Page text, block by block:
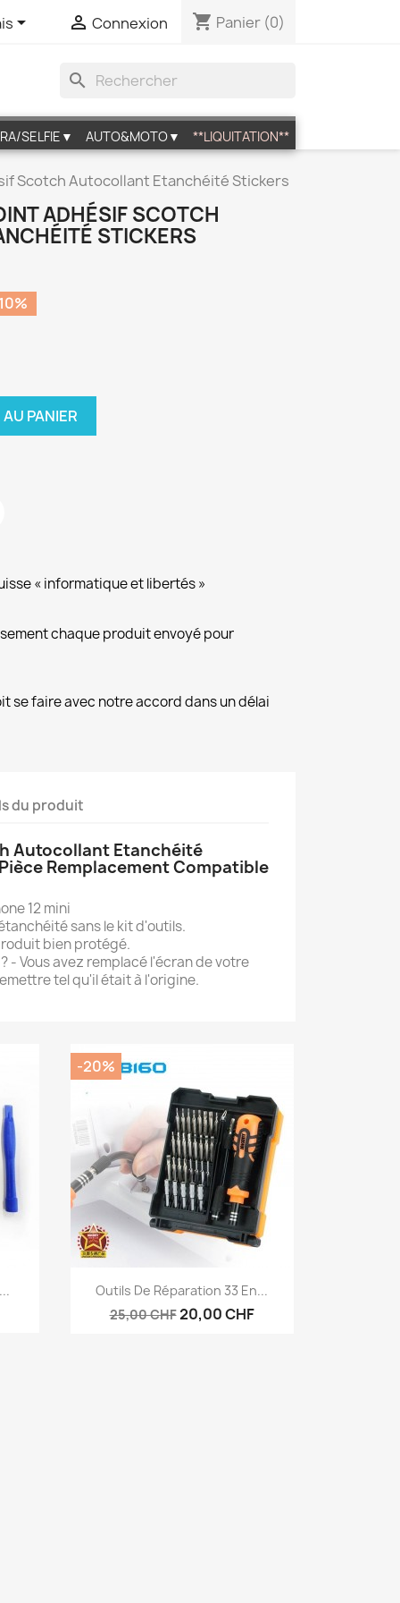
  Connexion shopping_cart Panier (0)
search
SELFIE▼ AUTO&MOTO▼ **LIQUITATION**
Scotch Autocollant Etanchéité Stickers
ADHÉSIF SCOTCH
STICKERS
PANIER
« informatique et libertés »
chaque produit envoyé pour
se faire avec notre accord dans un délai
du produit
Autocollant Etanchéité
Remplacement Compatible
12 mini
sans le kit d'outils.
bien protégé.
- Vous avez remplacé l'écran de votre
tel qu'il était à l'origine.
Aperçu rapide
Outils De Réparation 33 En...
25,00 CHF20,00 CHF
-20%